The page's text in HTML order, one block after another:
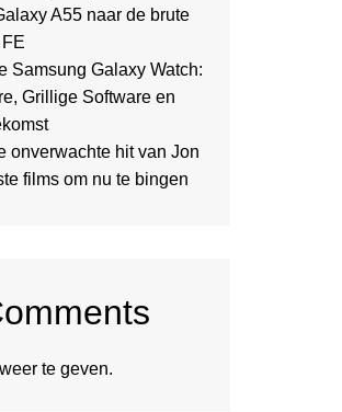
A55 naar de brute
Samsung Galaxy Watch:
Grillige Software en
onverwachte hit van Jon
films om nu te bingen
te geven.